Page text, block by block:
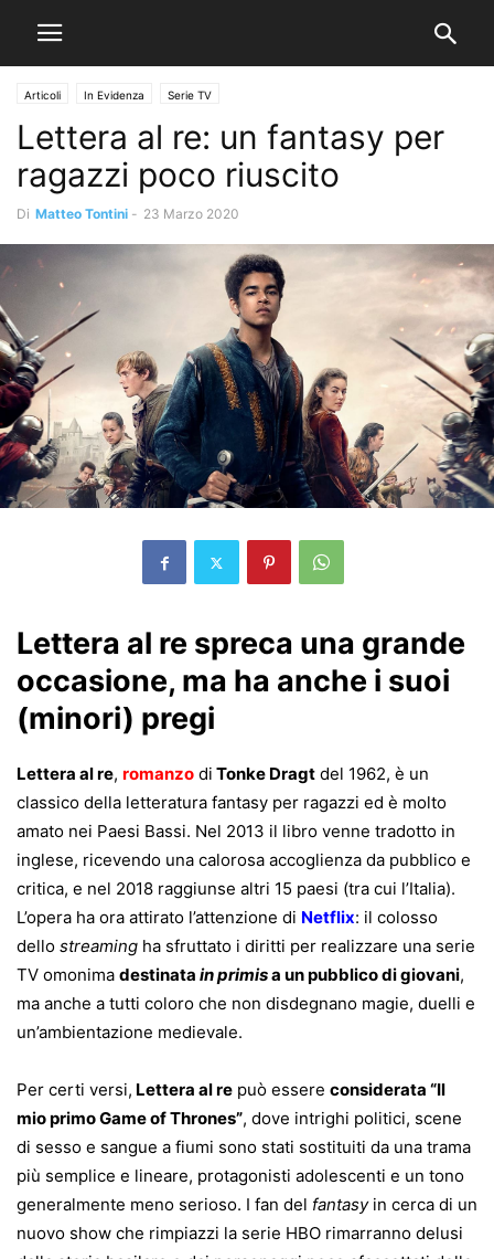
Articoli In Evidenza Serie TV
Lettera al re: un fantasy per
ragazzi poco riuscito
Di Matteo Tontini - 23 Marzo 2020
Lettera al re spreca una grande
occasione, ma ha anche i suoi
(minori) pregi
Lettera al re, romanzo di Tonke Dragt del 1962, è un
classico della letteratura fantasy per ragazzi ed è molto
amato nei Paesi Bassi. Nel 2013 il libro venne tradotto in
inglese, ricevendo una calorosa accoglienza da pubblico e
critica, e nel 2018 raggiunse altri 15 paesi (tra cui l’Italia).
L’opera ha ora attirato l’attenzione di Netflix: il colosso
dello streaming ha sfruttato i diritti per realizzare una serie
TV omonima destinata in primisa un pubblico di giovani,
ma anche a tutti coloro che non disdegnano magie, duelli e
un’ambientazione medievale.
Per certi versi, Lettera al re può essere considerata “Il
mio primo Game of Thrones”, dove intrighi politici, scene
di sesso e sangue a fiumi sono stati sostituiti da una trama
più semplice e lineare, protagonisti adolescenti e un tono
generalmente meno serioso. I fan del fantasyin cerca di un
nuovo show che rimpiazzi la serie HBO rimarranno delusi